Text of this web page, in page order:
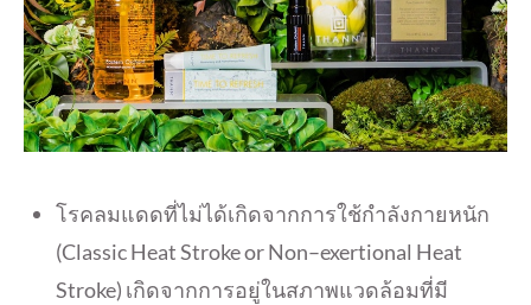
โรคลมแดดที่ไม่ได้เกิดจากการใช้กำลังกายหนัก
(Classic Heat Stroke or Non–exertional Heat
Stroke) เกิดจากการอยู่ในสภาพแวดล้อมที่มี